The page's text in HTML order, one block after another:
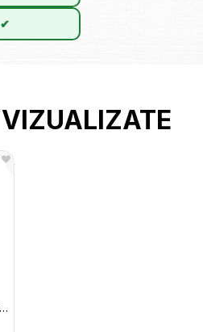
role 3 str. 16.94m (89365) TH005929